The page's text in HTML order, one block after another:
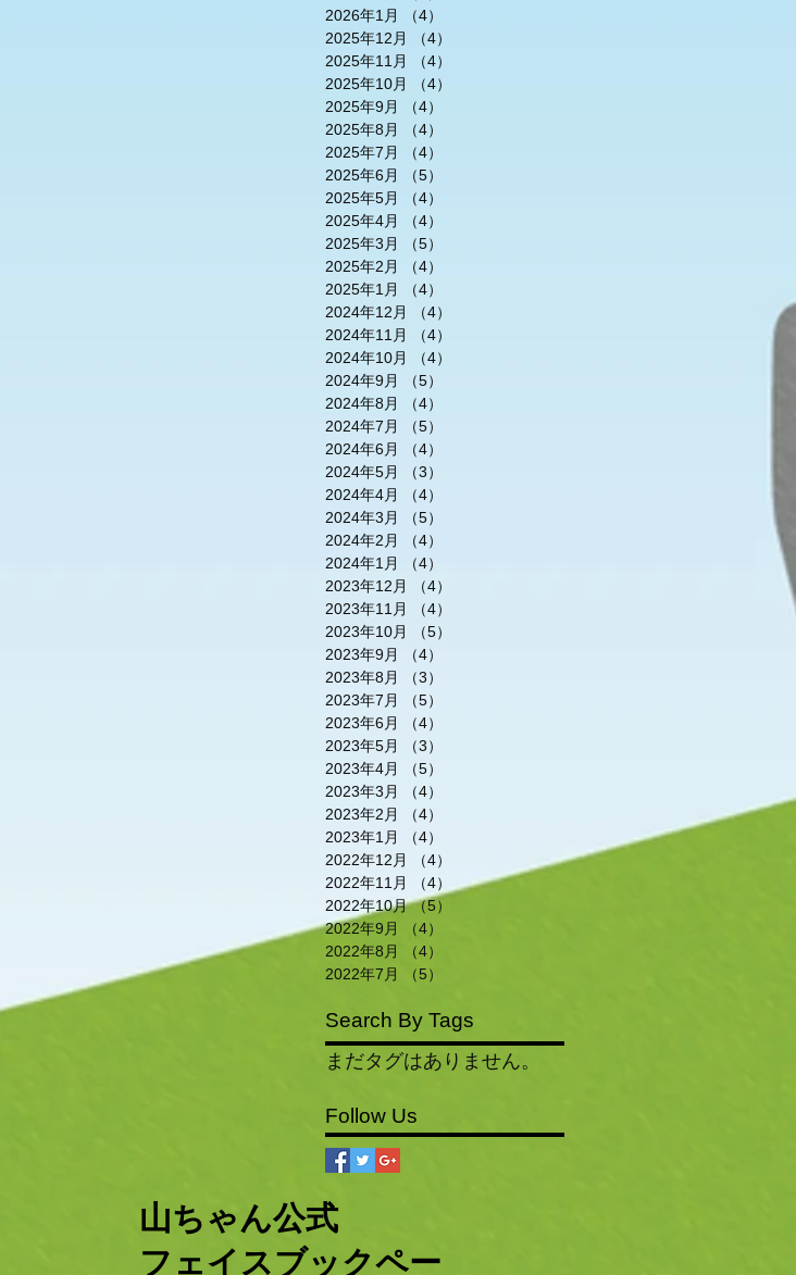
2026年1月
（4）
2025年12月
（4）
2025年11月
（4）
2025年10月
（4）
2025年9月
（4）
2025年8月
（4）
2025年7月
（4）
2025年6月
（5）
2025年5月
（4）
2025年4月
（4）
2025年3月
（5）
2025年2月
（4）
2025年1月
（4）
2024年12月
（4）
2024年11月
（4）
2024年10月
（4）
2024年9月
（5）
2024年8月
（4）
2024年7月
（5）
2024年6月
（4）
2024年5月
（3）
2024年4月
（4）
2024年3月
（5）
2024年2月
（4）
2024年1月
（4）
2023年12月
（4）
2023年11月
（4）
2023年10月
（5）
2023年9月
（4）
2023年8月
（3）
2023年7月
（5）
2023年6月
（4）
2023年5月
（3）
2023年4月
（5）
2023年3月
（4）
2023年2月
（4）
2023年1月
（4）
2022年12月
（4）
2022年11月
（4）
4件の記事
2022年10月 （5）
2022年9月
（4）
2022年8月
（4）
2022年7月
（5）
Search By Tags
まだタグはありません。
Follow Us
​山ちゃん公式
フェイスブックペー